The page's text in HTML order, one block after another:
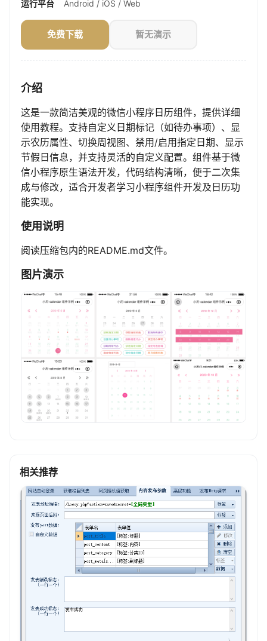
运行平台
Android / iOS / Web
免费下载 暂无演示
介绍
这是一款简洁美观的微信小程序日历组件，提供详细
使用教程。支持自定义日期标记（如待办事项）、显
示农历属性、切换周视图、禁用/启用指定日期、显示
节假日信息，并支持灵活的自定义配置。组件基于微
信小程序原生语法开发，代码结构清晰，便于二次集
成与修改，适合开发者学习小程序组件开发及日历功
能实现。
使用说明
阅读压缩包内的README.md文件。
图片演示
相关推荐